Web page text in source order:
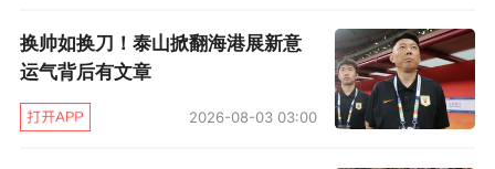
第70分钟，王庚睿传中送出关键传球，阿齐兹在
禁区中路头球射门，皮球命中球门左下角但被扑
出。4分钟后，雷森德 在禁区左路小角度区域右
换帅如换刀！泰山掀翻海港展新意
运气背后有文章
2026-08-03 03:00